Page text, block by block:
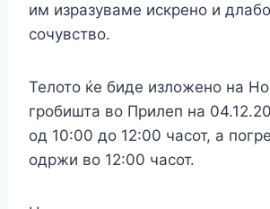
им изразуваме искрено и
сочувство.
Телото ќе биде изложено на
гробишта во Прилеп на
од 10:00 до 12:00 часот, а
одржи во 12:00 часот.